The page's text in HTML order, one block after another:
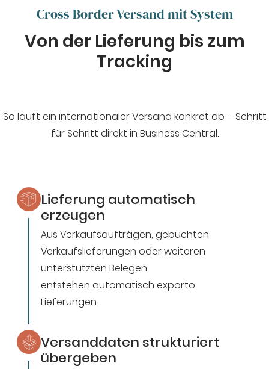
Cross Border Versand mit System
Von der Lieferung bis zum
Tracking
So läuft ein internationaler Versand konkret ab – Schritt
für Schritt direkt in Business Central.
Lieferung automatisch
erzeugen
Aus Verkaufsaufträgen, gebuchten
Verkaufslieferungen oder weiteren
unterstützten Belegen
entstehen automatisch exporto
Lieferungen.
Versanddaten strukturiert
übergeben